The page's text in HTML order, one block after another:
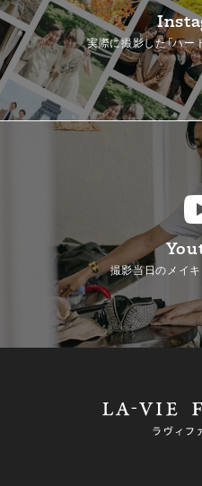
実際に撮影した「ハー
撮影当日のメイ